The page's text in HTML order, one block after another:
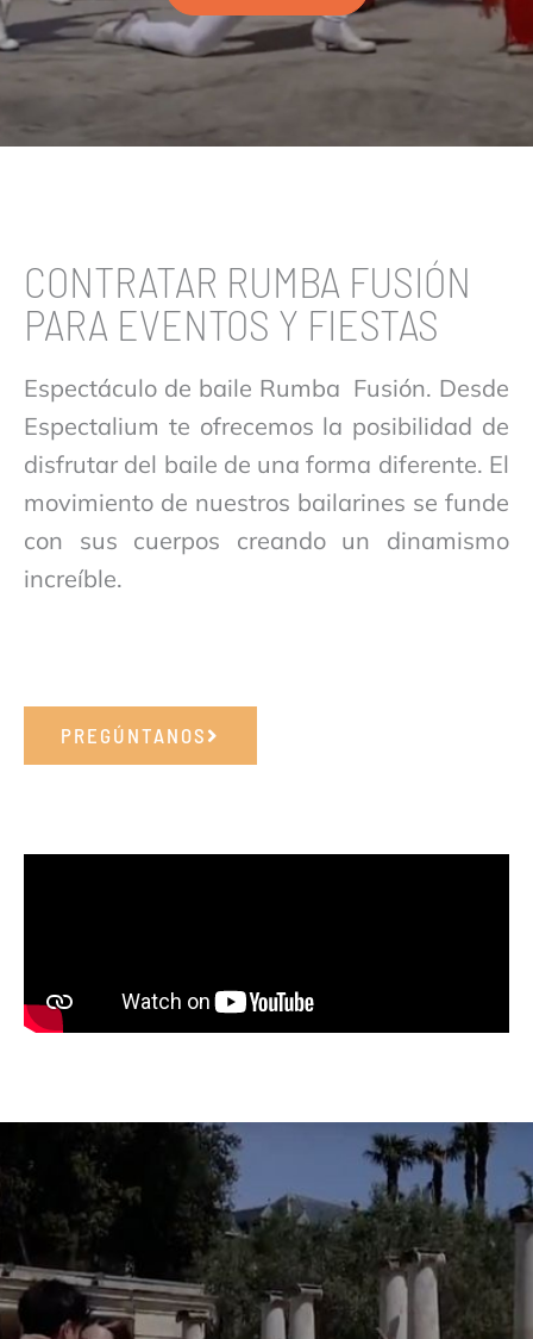
CONTRATAR RUMBA FUSIÓN
PARA EVENTOS Y FIESTAS
Espectáculo de baile Rumba Fusión. Desde
Espectalium te ofrecemos la posibilidad de
disfrutar del baile de una forma diferente. El
movimiento de nuestros bailarines se funde
con sus cuerpos creando un dinamismo
increíble.
PREGÚNTANOS